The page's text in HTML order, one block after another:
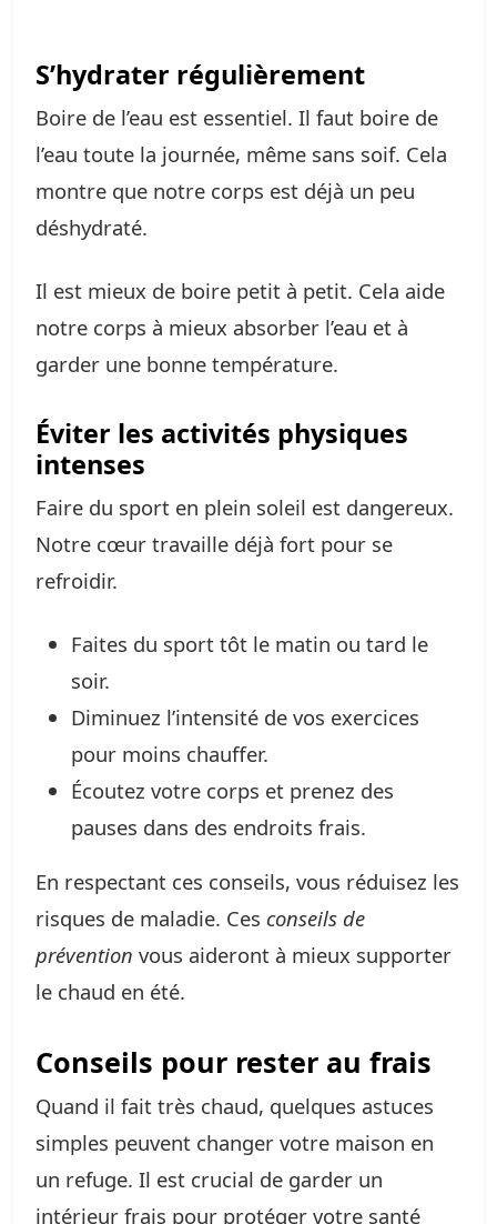
S’hydrater régulièrement
Boire de l’eau est essentiel. Il faut boire de
l’eau toute la journée, même sans soif. Cela
montre que notre corps est déjà un peu
déshydraté.
Il est mieux de boire petit à petit. Cela aide
notre corps à mieux absorber l’eau et à
garder une bonne température.
Éviter les activités physiques
intenses
Faire du sport en plein soleil est dangereux.
Notre cœur travaille déjà fort pour se
refroidir.
Faites du sport tôt le matin ou tard le
soir.
Diminuez l’intensité de vos exercices
pour moins chauffer.
Écoutez votre corps et prenez des
pauses dans des endroits frais.
En respectant ces conseils, vous réduisez les
risques de maladie. Ces conseils de
prévention vous aideront à mieux supporter
le chaud en été.
Conseils pour rester au frais
Quand il fait très chaud, quelques astuces
simples peuvent changer votre maison en
un refuge. Il est crucial de garder un
intérieur frais pour protéger votre santé